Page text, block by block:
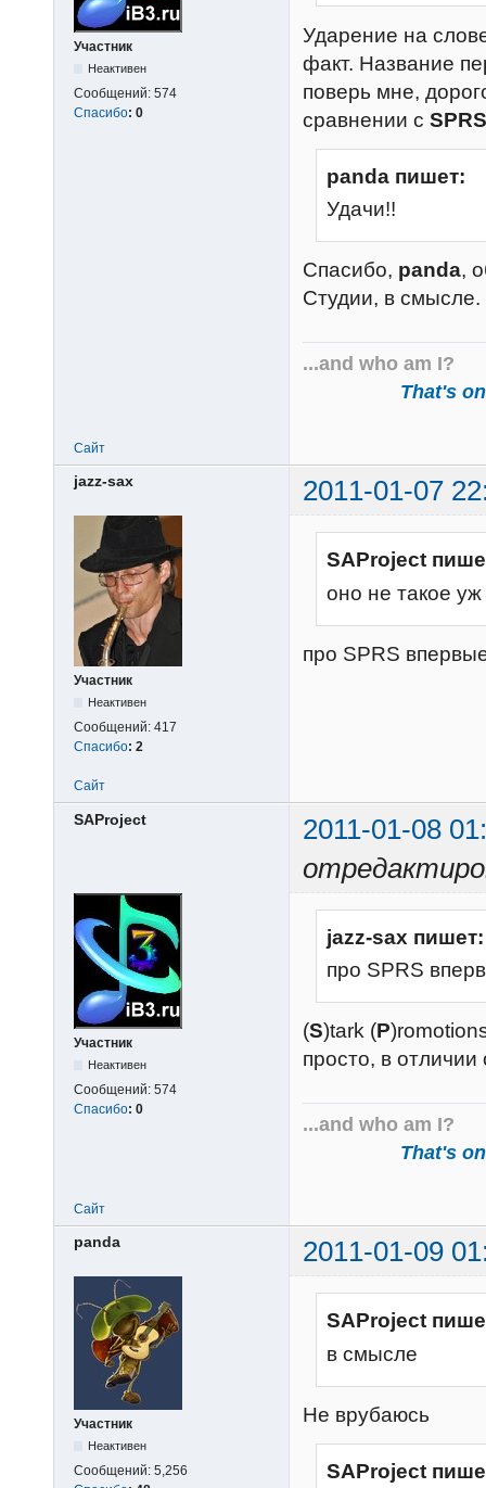
Участник
Неактивен
Сообщений: 574
Спасибо: 0
Ударение на
факт. Название
поверь мне,
сравнении с SPRS
panda пишет:
Удачи!!
Спасибо, panda,
Студии, в смысле.
...and who am I?
That's
Сайт
jazz-sax 2011-01-07
Участник
Неактивен
Сообщений: 417
Спасибо: 2
SAProject
оно не такое
про SPRS
Сайт
SAProject
2011-01-08
Участник
Неактивен
Сообщений: 574
Спасибо: 0
jazz-sax пишет:
про SPRS
(S)tark (P
просто, в
...and who am I?
That's
Сайт
panda 2011-01-09
Участник
Неактивен
Сообщений: 5,256
SAProject
в смысле
Не врубаюсь
SAProject